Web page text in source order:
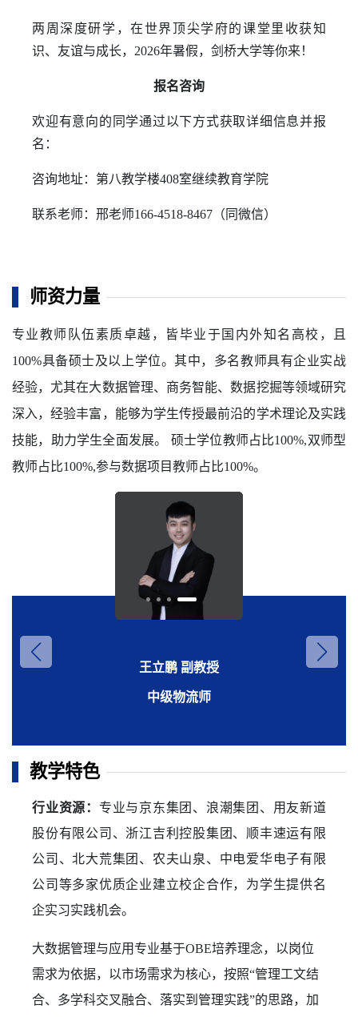
两周深度研学，在世界顶尖学府的课堂里收获知
识、友谊与成长，2026年暑假，剑桥大学等你来！
报名咨询
欢迎有意向的同学通过以下方式获取详细信息并报
名：
咨询地址：第八教学楼408室继续教育学院
联系老师：邢老师166-4518-8467（同微信）
师资力量
专业教师队伍素质卓越，皆毕业于国内外知名高校，且
100%具备硕士及以上学位。其中，多名教师具有企业实战
经验，尤其在大数据管理、商务智能、数据挖掘等领域研究
深入，经验丰富，能够为学生传授最前沿的学术理论及实践
技能，助力学生全面发展。 硕士学位教师占比100%,双师型
教师占比100%,参与数据项目教师占比100%。
双师型教师，经济管理学院工商管理与大数据管理系副
主任，长期从事工商管理和大数据管理与应用专业的教
杨静雪 副教授
英国布鲁奈尔大学商学院硕士研究生，双师型教师。
王立鹏 副教授
中级物流师
张磊 教授
工商管理与大数据管理系主任。
教学特色
行业资源： 专业与京东集团、浪潮集团、用友新道
股份有限公司、浙江吉利控股集团、顺丰速运有限
公司、北大荒集团、农夫山泉、中电爱华电子有限
公司等多家优质企业建立校企合作，为学生提供名
企实习实践机会。
大数据管理与应用专业基于OBE培养理念，以岗位
需求为依据，以市场需求为核心，按照“管理工文结
合、多学科交叉融合、落实到管理实践”的思路，加